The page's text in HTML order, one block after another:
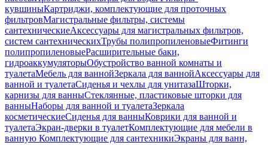
кувшиныКартриджи, комплектующие для проточных
фильтровМагистральные фильтры, системы
сантехническиеАксессуары для магистральных фильтров,
систем сантехническихТрубы полипропиленовыеФитинги
полипропиленовыеРасширительные баки,
гидроаккумуляторыОбустройство ванной комнаты и
туалетаМебель для ваннойЗеркала для ваннойАксессуары для
ванной и туалетаСиденья и чехлы для унитазаШторки,
карнизы для ванныСтеклянные, пластиковые шторки для
ванныНаборы для ванной и туалетаЗеркала
косметическиеСиденья для ванныКоврики для ванной и
туалетаЭкран-дверки в туалетКомплектующие для мебели в
ванную Комплектующие для сантехникиЭкраны для ванн,